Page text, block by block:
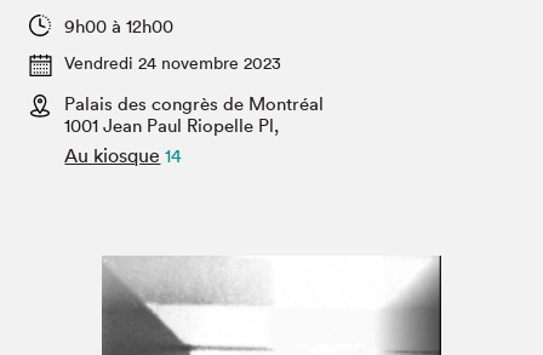
Espace exposant⋅e⋅s
Espace enseignant·e·s
Espace médias
Projets partenaires
9h00 à 12h00
Vendredi 24 novembre 2023
Palais des congrès de Montréal
1001 Jean Paul Riopelle Pl,
Au kiosque 14